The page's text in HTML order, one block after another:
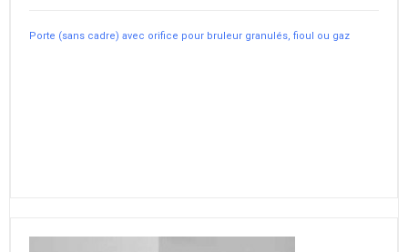
Porte (sans cadre) avec orifice pour bruleur granulés, fioul ou gaz